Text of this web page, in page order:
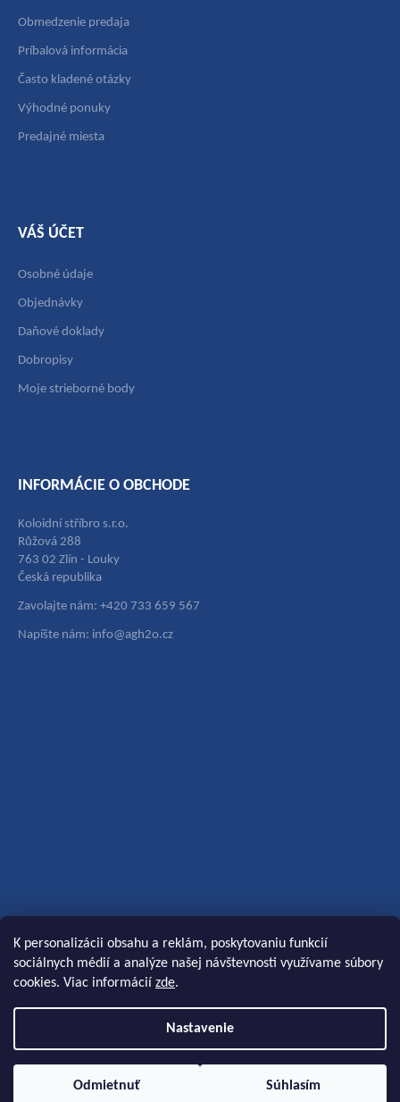
K personalizácii obsahu a reklám, poskytovaniu funkcií
sociálnych médií a analýze našej návštevnosti využívame súbory
cookies. Viac informácií zde.
Nastavenie
Odmietnuť Súhlasím
Obmedzenie predaja
Príbalová informácia
Často kladené otázky
Výhodné ponuky
Predajné miesta
VÁŠ ÚČET
Osobné údaje
Objednávky
Daňové doklady
Dobropisy
Moje strieborné body
INFORMÁCIE O OBCHODE
Koloidní stříbro s.r.o.
Růžová 288
763 02 Zlín - Louky
Česká republika
Zavolajte nám: +420 733 659 567
Napíšte nám: info@agh2o.cz
Copyright 2026Koloidní stříbro s.r.o. . Všetky práva vyhradené.